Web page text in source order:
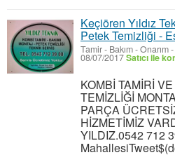
Keçiören Yıldız
Petek Temizliği -
Tamir - Bakım - Onarım-
08/07/2017Satıcı ile
KOMBİ TAMİRİ
TEMİZLİĞİ
PARÇA
HİZMETİMİZ
YILDIZ.0542 712